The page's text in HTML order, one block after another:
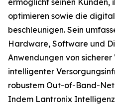
optimieren sowie die
beschleunigen. Sein
Hardware, Software und
Anwendungen von
intelligenter
robustem Out-of-Band-
Indem Lantronix